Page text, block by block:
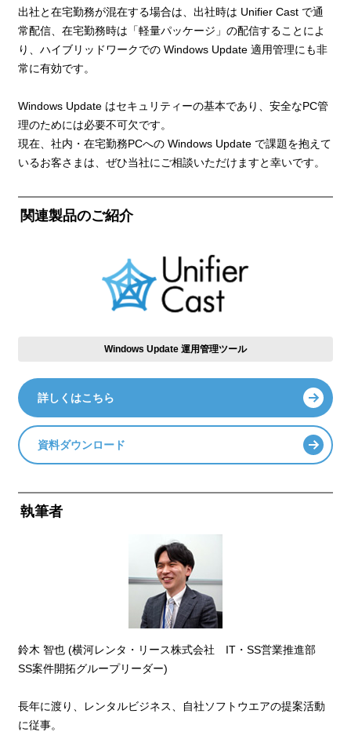
出社と在宅勤務が混在する場合は、出社時は Unifier Cast で通
常配信、在宅勤務時は「軽量パッケージ」の配信することによ
り、ハイブリッドワークでの Windows Update 適用管理にも非
常に有効です。
Windows Update はセキュリティーの基本であり、安全なPC管
理のためには必要不可欠です。
現在、社内・在宅勤務PCへの Windows Update で課題を抱えて
いるお客さまは、ぜひ当社にご相談いただけますと幸いです。
関連製品のご紹介
Windows Update 運用管理ツール
詳しくはこちら
資料ダウンロード
執筆者
鈴木 智也 (横河レンタ・リース株式会社 IT・SS営業推進部
SS案件開拓グループリーダー)
長年に渡り、レンタルビジネス、自社ソフトウエアの提案活動
に従事。